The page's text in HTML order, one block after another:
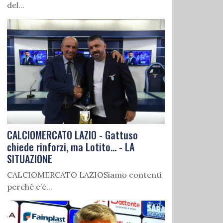
del...
CALCIOMERCATO LAZIO - Gattuso
chiede rinforzi, ma Lotito... - LA
SITUAZIONE
CALCIOMERCATO LAZIOSiamo contenti
perché c’è...